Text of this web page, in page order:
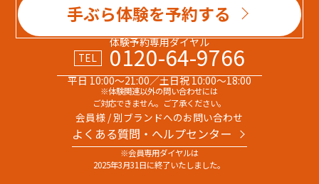
手ぶら体験を予約する
体験予約専用ダイヤル
TEL
0120-64-9766
平日 10:00～21:00／土日祝 10:00～18:00
※体験関連以外の問い合わせには
ご対応できません。ご了承ください。
会員様 / 別ブランドへのお問い合わせ
よくある質問・へルプセンター
※会員専用ダイヤルは
2025年3月31日に終了いたしました。